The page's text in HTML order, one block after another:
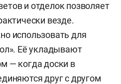
и отделок позволяет
везде.
использовать для
Её укладывают
— когда доски в
друг с другом